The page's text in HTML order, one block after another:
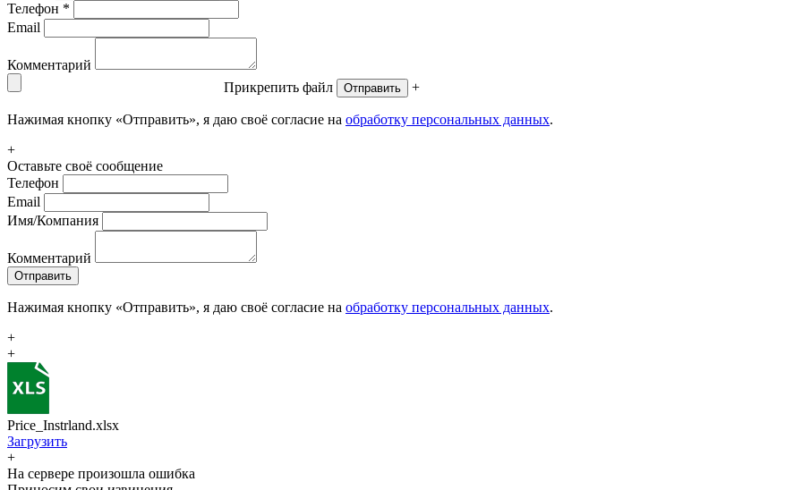
Телефон *
Email
Комментарий
Прикрепить файл
Отправить +
Нажимая кнопку «Отправить», я даю своё согласие на обработку персональных данных.
+
Оставьте своё сообщение
Телефон
Email
Имя/Компания
Комментарий
Отправить
Нажимая кнопку «Отправить», я даю своё согласие на обработку персональных данных.
+
+
Price_Instrland.xlsx
Загрузить
+
На сервере произошла ошибка